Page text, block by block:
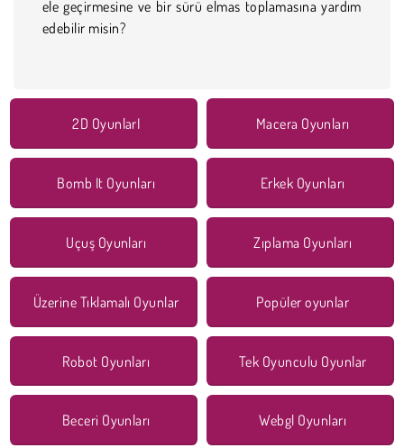
ele geçirmesine ve bir sürü elmas toplamasına yardım
edebilir misin?
2D OyunlarI Macera Oyunları
Bomb It Oyunları Erkek Oyunları
Uçuş Oyunları Zıplama Oyunları
Üzerine Tıklamalı Oyunlar Popüler oyunlar
Robot Oyunları Tek Oyunculu Oyunlar
Beceri Oyunları Webgl Oyunları